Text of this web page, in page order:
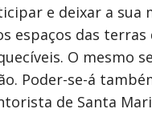
e deixar a sua
espaços das
O mesmo
Poder-se-á
de Santa